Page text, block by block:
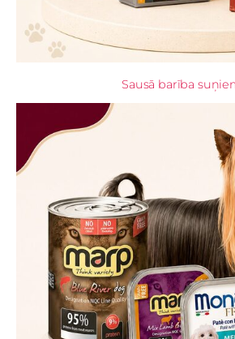
Sausā barība